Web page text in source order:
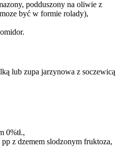
podduszony na oliwie z
być w formie rolady),
lub zupa jarzynowa z soczewicą
0%tł.,
z dzemem slodzonym fruktoza,